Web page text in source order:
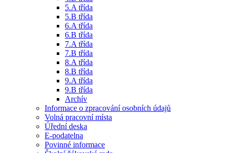
5.A třída
5.B třída
6.A třída
6.B třída
7.A třída
7.B třída
8.A třída
8.B třída
9.A třída
9.B třída
Archív
Informace o zpracování osobních údajů
Volná pracovní místa
Úřední deska
E-podatelna
Povinné informace